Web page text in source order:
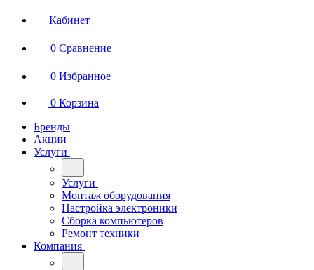
Кабинет
0 Сравнение
0 Избранное
0 Корзина
Бренды
Акции
Услуги
Услуги
Монтаж оборудования
Настройка электроники
Сборка компьютеров
Ремонт техники
Компания